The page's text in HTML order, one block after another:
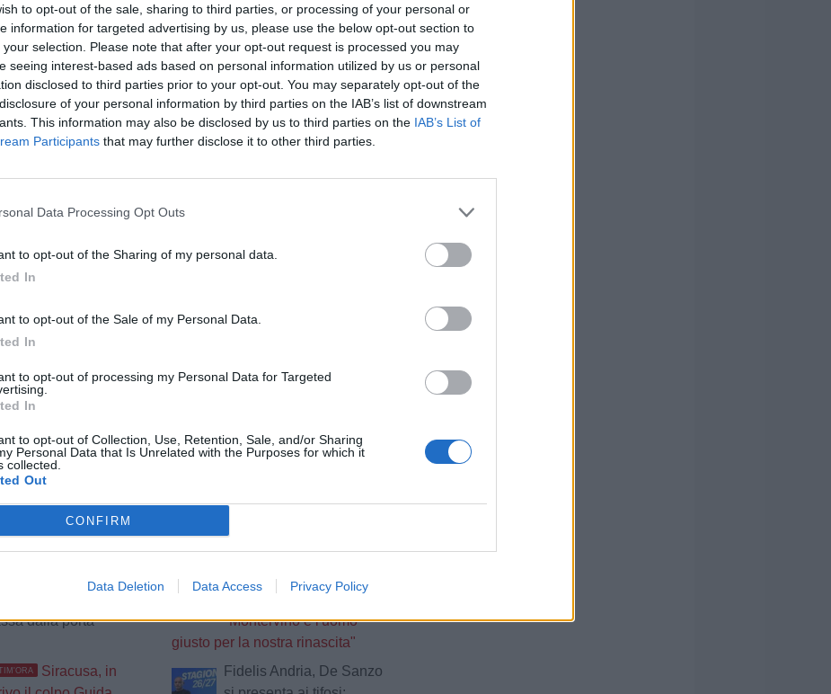
to opt-out of the sale, sharing to third parties, or processing of your personal or
information for targeted advertising by us, please use the below opt-out section to
your selection. Please note that after your opt-out request is processed you may
seeing interest-based ads based on personal information utilized by us or personal
disclosed to third parties prior to your opt-out. You may separately opt-out of the
of your personal information by third parties on the IAB’s list of downstream
This information may also be disclosed by us to third parties on the IAB’s List of
Participants that may further disclose it to other third parties.
Data Processing Opt Outs
to opt-out of the Sharing of my personal data.
In
to opt-out of the Sale of my Personal Data.
In
to opt-out of processing my Personal Data for Targeted
In
to opt-out of Collection, Use, Retention, Sale, and/or Sharing
Personal Data that Is Unrelated with the Purposes for which it
collected.
Out
CONFIRM
Data Deletion Data Access Privacy Policy
che la prossima potrebbe essere una settimana
in vista della prossima stagione e che a breve si potrà
delineare il futuro della Paganese
di ripescaggio tra le vincenti ai playoff di Serie D: la
D, i play-off volgono al termine: le vincitrici di ogni girone
Indovina
Tweet
- Girone H
dalla porta
"Montervino è l'uomo
giusto per la nostra rinascita"
Siracusa, in
Fidelis Andria, De Sanzo